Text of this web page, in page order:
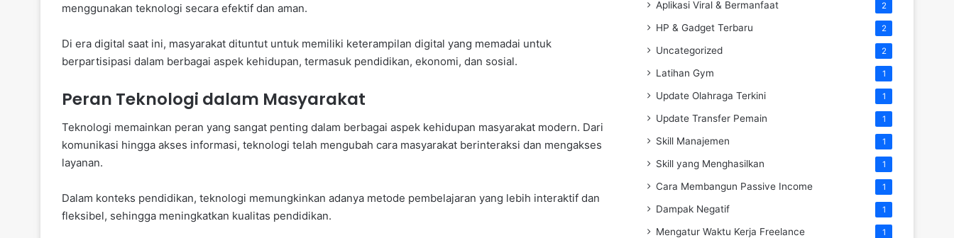
menggunakan teknologi secara efektif dan aman.
Di era digital saat ini, masyarakat dituntut untuk memiliki keterampilan digital yang memadai untuk
berpartisipasi dalam berbagai aspek kehidupan, termasuk pendidikan, ekonomi, dan sosial.
Peran Teknologi dalam Masyarakat
Teknologi memainkan peran yang sangat penting dalam berbagai aspek kehidupan masyarakat modern. Dari
komunikasi hingga akses informasi, teknologi telah mengubah cara masyarakat berinteraksi dan mengakses
layanan.
Dalam konteks pendidikan, teknologi memungkinkan adanya metode pembelajaran yang lebih interaktif dan
fleksibel, sehingga meningkatkan kualitas pendidikan.
Aplikasi Viral & Bermanfaat 2
HP & Gadget Terbaru 2
Uncategorized 2
Latihan Gym 1
Update Olahraga Terkini 1
Update Transfer Pemain 1
Skill Manajemen 1
Skill yang Menghasilkan 1
Cara Membangun Passive Income 1
Dampak Negatif 1
Mengatur Waktu Kerja Freelance 1